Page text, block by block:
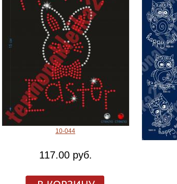
10-044
117.00 руб.